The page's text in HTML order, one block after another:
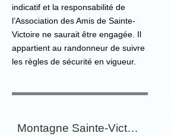
indicatif et la responsabilité de
l’Association des Amis de Sainte-
Victoire ne saurait être engagée. Il
appartient au randonneur de suivre
les règles de sécurité en vigueur.